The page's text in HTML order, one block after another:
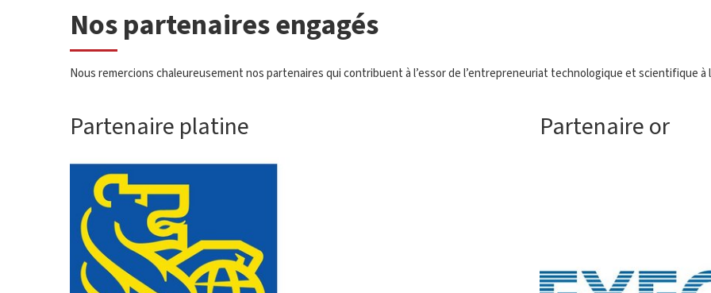
Nos partenaires engagés
Nous remercions chaleureusement nos partenaires qui contribuent à l’essor de l’entrepreneuriat technologique et scientifique à
Partenaire platine Partenaire or